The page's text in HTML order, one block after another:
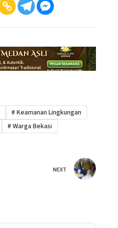
# Keamanan Lingkungan
# Warga Bekasi
NEXT